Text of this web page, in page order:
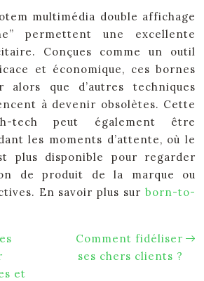
multimédia double affichage
permettent une excellente
Conçues comme un outil
et économique, ces bornes
alors que d’autres techniques
à devenir obsolètes. Cette
tech peut également être
les moments d’attente, où le
plus disponible pour regarder
de produit de la marque ou
En savoir plus sur born-to-
et
Comment fidéliser
ses chers clients ?